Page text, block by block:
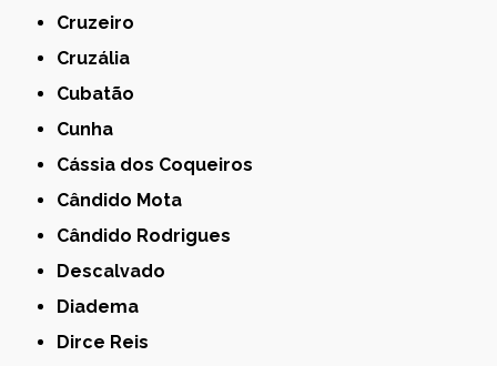
Cruzeiro
Cruzália
Cubatão
Cunha
Cássia dos Coqueiros
Cândido Mota
Cândido Rodrigues
Descalvado
Diadema
Dirce Reis